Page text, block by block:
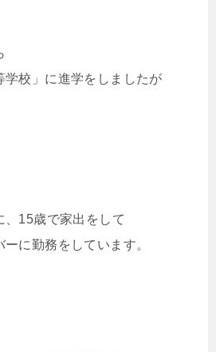
学校」に進学をしましたが
、15歳で家出をして
に勤務をしています。